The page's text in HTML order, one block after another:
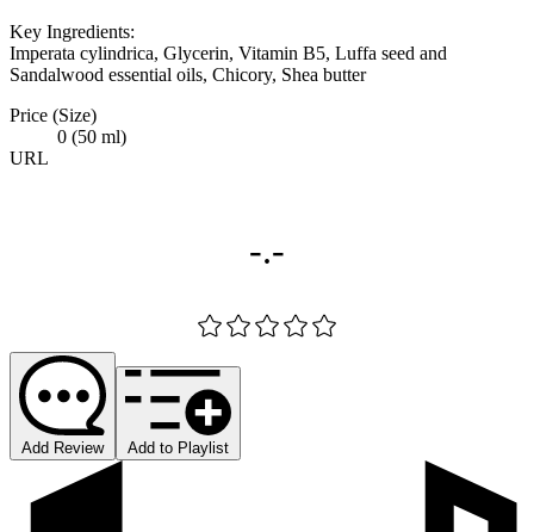
Key Ingredients:
Imperata cylindrica, Glycerin, Vitamin B5, Luffa seed and
Sandalwood essential oils, Chicory, Shea butter
Price (Size)
0 (50 ml)
URL
-.-
Add Review Add to Playlist